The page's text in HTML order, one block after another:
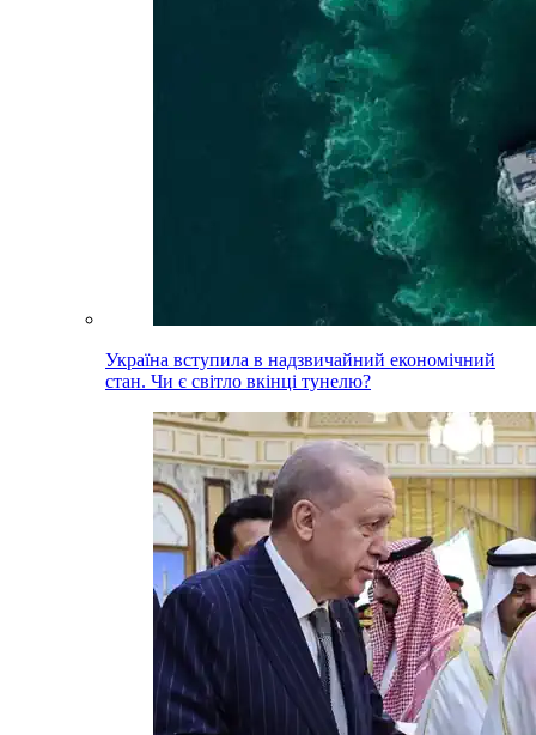
Україна вступила в надзвичайний економічний
стан. Чи є світло вкінці тунелю?